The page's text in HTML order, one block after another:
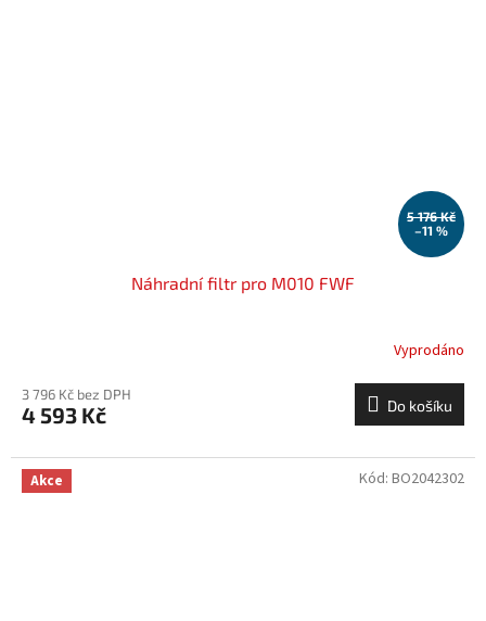
5 176 Kč
–11 %
Náhradní filtr pro M010 FWF
Vyprodáno
3 796 Kč bez DPH
4 593 Kč Do košíku
Akce Kód: BO2042302